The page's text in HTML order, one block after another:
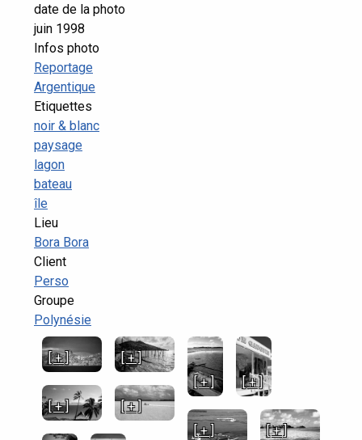
date de la photo
juin 1998
Infos photo
Reportage
Argentique
Etiquettes
noir & blanc
paysage
lagon
bateau
île
Lieu
Bora Bora
Client
Perso
Groupe
Polynésie
[ + ]
[ + ]
[ + ]
[ + ]
[ + ]
[ + ]
[ + ]
[ + ]